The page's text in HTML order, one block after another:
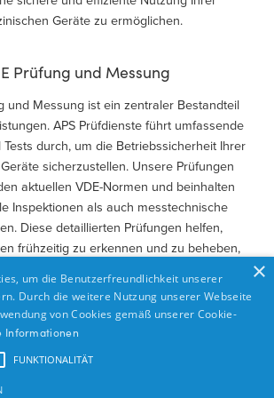
Geräte zu ermöglichen.
Prüfung und Messung
und Messung ist ein zentraler Bestandteil
APS Prüfdienste führt umfassende
durch, um die Betriebssicherheit Ihrer
sicherzustellen. Unsere Prüfungen
aktuellen VDE-Normen und beinhalten
Inspektionen als auch messtechnische
Diese detaillierten Prüfungen helfen,
frühzeitig zu erkennen und zu beheben,
gewährleistet wird.
und Planung
und Planung
die optimale Wartung und Prüfung Ihrer
×
um die Benutzerfreundlichkeit unserer
Durch die weitere Nutzung unserer Webseite
von Cookies gemäß unserer Cookie-
Informationen
FUNKTIONALITÄT